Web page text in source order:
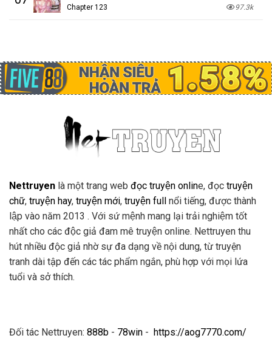
Chapter 123 97.3k
Nettruyen là một trang web đọc truyện online, đọc truyện
chữ, truyện hay, truyện mới, truyện full nổi tiếng, được thành
lập vào năm 2013 . Với sứ mệnh mang lại trải nghiệm tốt
nhất cho các độc giả đam mê truyện online. Nettruyen thu
hút nhiều độc giả nhờ sự đa dạng về nội dung, từ truyện
tranh dài tập đến các tác phẩm ngắn, phù hợp với mọi lứa
tuổi và sở thích.
Đối tác Nettruyen: 888b - 78win - https://aog7770.com/